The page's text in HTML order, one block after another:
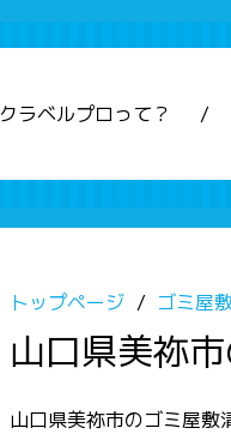
クラベルプロって？
トップページ ゴミ屋
山口県美祢
山口県美祢市のゴミ屋敷